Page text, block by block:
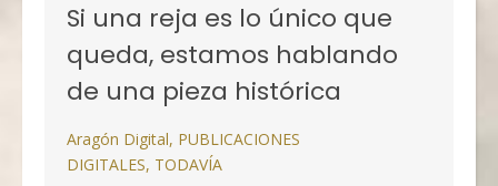
Si una reja es lo único que
queda, estamos hablando
de una pieza histórica
Aragón Digital, PUBLICACIONES
DIGITALES, TODAVÍA